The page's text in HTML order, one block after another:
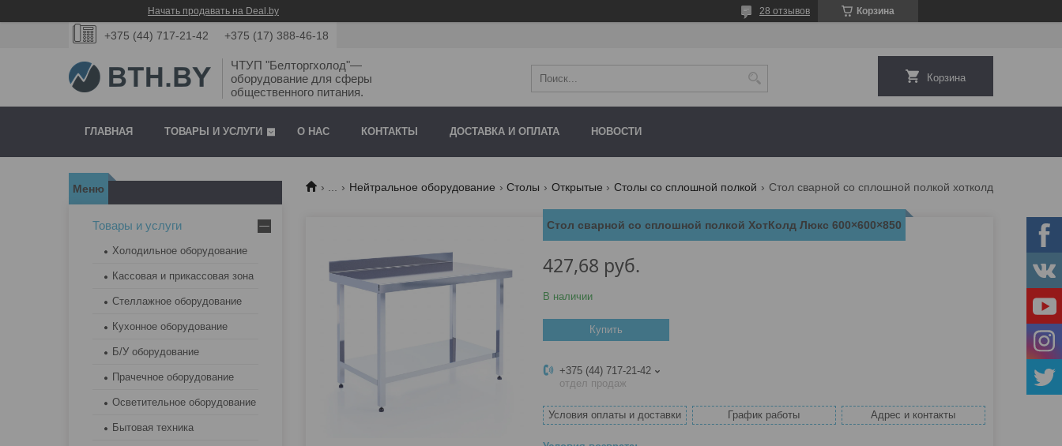
Начать продавать на Deal.by Корзина
28 отзывов
+375 (44) 717-21-42 +375 (17) 388-46-18
ЧТУП "Белторгхолод"—
оборудование для сферы
общественного питания.
Корзина
ГЛАВНАЯ ТОВАРЫ И УСЛУГИ О НАС КОНТАКТЫ ДОСТАВКА И ОПЛАТА НОВОСТИ
... Нейтральное оборудование Столы Открытые Столы со сплошной полкой
Стол сварной со сплошной полкой ХотКолд Люкс 600×600×850
427,68 руб.
В наличии
Купить
+375 (44) 717-21-42
отдел продаж
Условия оплаты и доставки График работы Адрес и контакты
Товары и услуги
Холодильное оборудование
Кассовая и прикассовая зона
Стеллажное оборудование
Кухонное оборудование
Б/У оборудование
Прачечное оборудование
Осветительное оборудование
Бытовая техника